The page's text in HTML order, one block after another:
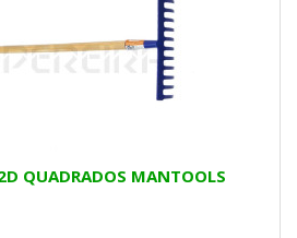
QUADRADOS MANTOOLS